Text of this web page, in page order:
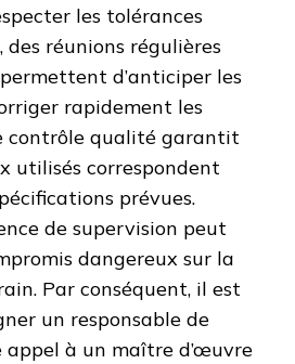
les tolérances
des réunions régulières
d’anticiper les
rapidement les
contrôle qualité garantit
utilisés correspondent
prévues.
de supervision peut
dangereux sur la
Par conséquent, il est
un responsable de
appel à un maître d’œuvre